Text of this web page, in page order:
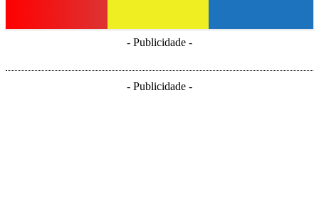
- Publicidade -
- Publicidade -